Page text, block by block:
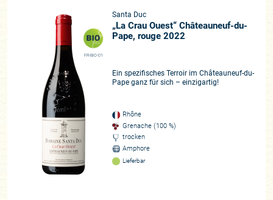
FR-BIO-01
Santa Duc
„La Crau Ouest“ Châteauneuf-du-
Pape, rouge 2022
Ein spezifisches Terroir im Châteauneuf-du-
Pape ganz für sich – einzigartig!
Rhône
Grenache (100 %)
trocken
Amphore
Lieferbar